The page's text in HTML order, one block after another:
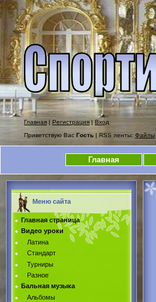
Главная | Регистрация | Вход
Приветствую Вас Гость | RSS ленты: Файлы
Главная
Меню сайта
Главная страница
Видео уроки
Латина
Стандарт
Турниры
Разное
Бальная музыка
Альбомы